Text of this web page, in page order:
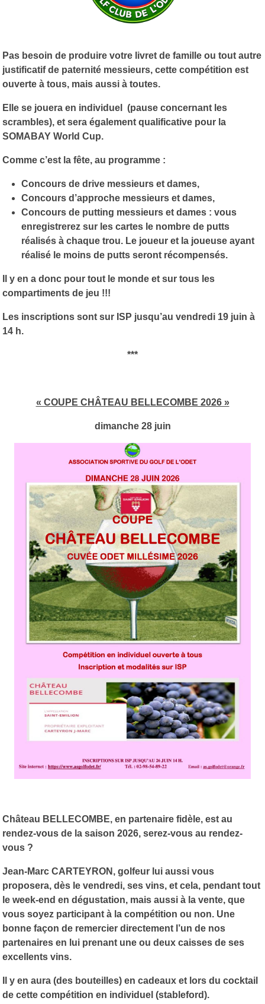
Pas besoin de produire votre livret de famille ou tout autre
justificatif de paternité messieurs, cette compétition est
ouverte à tous, mais aussi à toutes.
Elle se jouera en individuel (pause concernant les
scrambles), et sera également qualificative pour la
SOMABAY World Cup.
Comme c’est la fête, au programme :
Concours de drive messieurs et dames,
Concours d’approche messieurs et dames,
Concours de putting messieurs et dames : vous
enregistrerez sur les cartes le nombre de putts
réalisés à chaque trou. Le joueur et la joueuse ayant
réalisé le moins de putts seront récompensés.
Il y en a donc pour tout le monde et sur tous les
compartiments de jeu !!!
Les inscriptions sont sur ISP jusqu’au vendredi 19 juin à
14 h.
***
« COUPE CHÂTEAU BELLECOMBE 2026 »
dimanche 28 juin
Château BELLECOMBE, en partenaire fidèle, est au
rendez-vous de la saison 2026, serez-vous au rendez-
vous ?
Jean-Marc CARTEYRON, golfeur lui aussi vous
proposera, dès le vendredi, ses vins, et cela, pendant tout
le week-end en dégustation, mais aussi à la vente, que
vous soyez participant à la compétition ou non. Une
bonne façon de remercier directement l’un de nos
partenaires en lui prenant une ou deux caisses de ses
excellents vins.
Il y en aura (des bouteilles) en cadeaux et lors du cocktail
de cette compétition en individuel (stableford).